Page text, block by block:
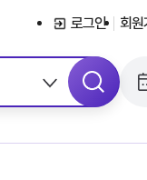
로그인
회원